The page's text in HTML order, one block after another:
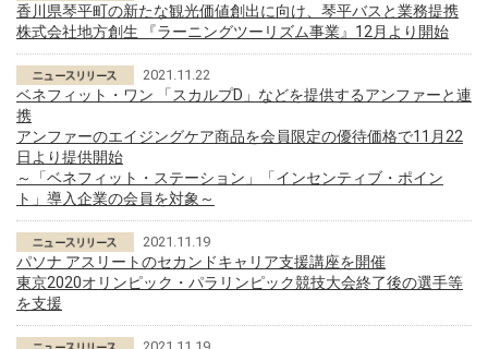
香川県琴平町の新たな観光価値創出に向け、琴平バスと業務提携
株式会社地方創生 『ラーニングツーリズム事業』12月より開始
2021.11.22
ベネフィット・ワン 「スカルプD」などを提供するアンファーと連
携
アンファーのエイジングケア商品を会員限定の優待価格で11月22
日より提供開始
～「ベネフィット・ステーション」「インセンティブ・ポイン
ト」導入企業の会員を対象～
2021.11.19
パソナ アスリートのセカンドキャリア支援講座を開催
東京2020オリンピック・パラリンピック競技大会終了後の選手等
を支援